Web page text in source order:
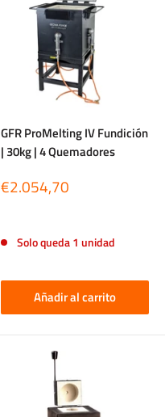
GFR ProMelting IV Fundición
| 30kg | 4 Quemadores
Precio
de
€2.054,70
Solo queda 1 unidad
Añadir al carrito